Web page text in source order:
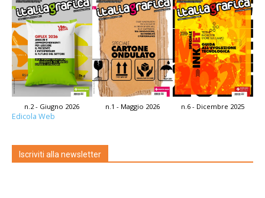
n.2 - Giugno 2026 n.1 - Maggio 2026 n.6 - Dicembre 2025
Edicola Web
Iscriviti alla newsletter